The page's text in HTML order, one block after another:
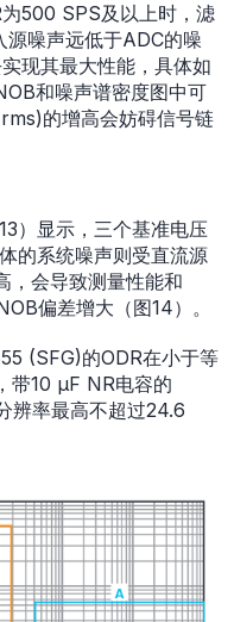
500 SPS及以上时，滤
噪声远低于ADC的噪
现其最大性能，具体如
和噪声谱密度图中可
的增高会妨碍信号链
）显示，三个基准电压
的系统噪声则受直流源
，会导致测量性能和
偏差增大（图14）。
(SFG)的ODR在小于等
带10 µF NR电容的
辨率最高不超过24.6